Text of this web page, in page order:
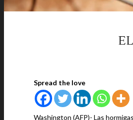
Spread the love
Washington (AFP)- Las